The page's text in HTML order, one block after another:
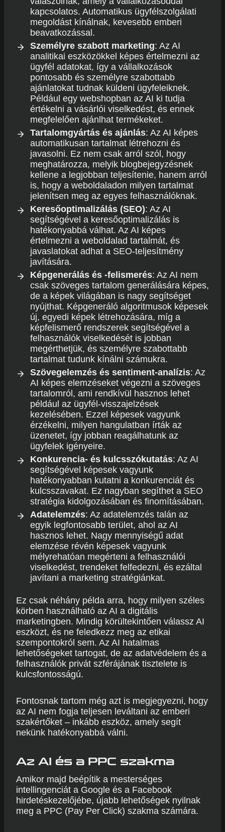
kapcsolatos. Automatikus ügyfélszolgálati
megoldást kínálnak, kevesebb emberi
beavatkozással.
Személyre szabott marketing: Az AI
analitikai eszközökkel képes értelmezni az
ügyfél adatokat, így a vállalkozások
pontosabb és személyre szabottabb
ajánlatokat tudnak küldeni ügyfeleiknek.
Például egy webshopban az AI ki tudja
értékelni a vásárlói viselkedést, és ennek
megfelelően ajánlhat termékeket.
Tartalomgyártás és ajánlás: Az AI képes
automatikusan tartalmat létrehozni és
javasolni. Ez nem csak arról szól, hogy
meghatározza, melyik blogbejegyzésnek
kellene a legjobban teljesítenie, hanem arról
is, hogy a weboldaladon milyen tartalmat
jelenítsen meg az egyes felhasználóknak.
Keresőoptimalizálás (SEO): Az AI
segítségével a keresőoptimalizálás is
hatékonyabbá válhat. Az AI képes
értelmezni a weboldalad tartalmát, és
javaslatokat adhat a SEO-teljesítmény
javítására.
Képgenerálás és -felismerés: Az AI nem
csak szöveges tartalom generálására képes,
de a képek világában is nagy segítséget
nyújthat. Képgeneráló algoritmusok képesek
új, egyedi képek létrehozására, míg a
képfelismerő rendszerek segítségével a
felhasználók viselkedését is jobban
megérthetjük, és személyre szabottabb
tartalmat tudunk kínálni számukra.
Szövegelemzés és sentiment-analízis: Az
AI képes elemzéseket végezni a szöveges
tartalomról, ami rendkívül hasznos lehet
például az ügyfél-visszajelzések
kezelésében. Ezzel képesek vagyunk
érzékelni, milyen hangulatban írták az
üzenetet, így jobban reagálhatunk az
ügyfelek igényeire.
Konkurencia- és kulcsszókutatás: Az AI
segítségével képesek vagyunk
hatékonyabban kutatni a konkurenciát és
kulcsszavakat. Ez nagyban segíthet a SEO
stratégia kidolgozásában és finomításában.
Adatelemzés: Az adatelemzés talán az
egyik legfontosabb terület, ahol az AI
hasznos lehet. Nagy mennyiségű adat
elemzése révén képesek vagyunk
mélyrehatóan megérteni a felhasználói
viselkedést, trendeket felfedezni, és ezáltal
javítani a marketing stratégiánkat.
Ez csak néhány példa arra, hogy milyen széles
körben használható az AI a digitális
marketingben. Mindig körültekintően válassz AI
eszközt, és ne feledkezz meg az etikai
szempontokról sem. Az AI hatalmas
lehetőségeket tartogat, de az adatvédelem és a
felhasználók privát szférájának tisztelete is
kulcsfontosságú.
Fontosnak tartom még azt is megjegyezni, hogy
az AI nem fogja teljesen leváltani az emberi
szakértőket – inkább eszköz, amely segít
nekünk hatékonyabbá válni.
Az AI és a PPC szakma
Amikor majd beépítik a mesterséges
intellingenciát a Google és a Facebook
hirdetéskezelőjébe, újabb lehetőségek nyilnak
meg a PPC (Pay Per Click) szakma számára.